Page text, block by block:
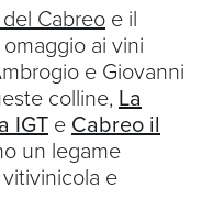
Cabreo e il
ai vini
e Giovanni
colline, La
IGT e Cabreo il
un legame
e